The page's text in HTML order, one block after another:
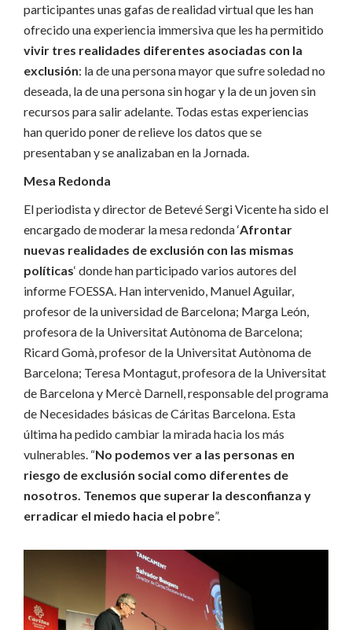
participantes unas gafas de realidad virtual que les han
ofrecido una experiencia immersiva que les ha permitido
vivir tres realidades diferentes asociadas con la
exclusión: la de una persona mayor que sufre soledad no
deseada, la de una persona sin hogar y la de un joven sin
recursos para salir adelante. Todas estas experiencias
han querido poner de relieve los datos que se
presentaban y se analizaban en la Jornada.
Mesa Redonda
El periodista y director de Betevé Sergi Vicente ha sido el
encargado de moderar la mesa redonda ‘Afrontar
nuevas realidades de exclusión con las mismas
políticas‘ donde han participado varios autores del
informe FOESSA. Han intervenido, Manuel Aguilar,
profesor de la universidad de Barcelona; Marga León,
profesora de la Universitat Autònoma de Barcelona;
Ricard Gomà, profesor de la Universitat Autònoma de
Barcelona; Teresa Montagut, profesora de la Universitat
de Barcelona y Mercè Darnell, responsable del programa
de Necesidades básicas de Cáritas Barcelona. Esta
última ha pedido cambiar la mirada hacia los más
vulnerables. “No podemos ver a las personas en
riesgo de exclusión social como diferentes de
nosotros. Tenemos que superar la desconfianza y
erradicar el miedo hacia el pobre”.